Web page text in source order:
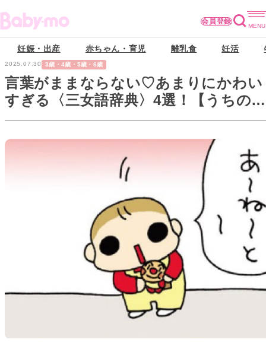
会員登録
妊娠・出産 赤ちゃん・育児 離乳食 妊活
2025.07.30 3歳・4歳・5歳・6歳
言葉がままならない♡あまりにかわい
すぎる〈三女語辞典〉4選！【うちの3
姉妹#32】